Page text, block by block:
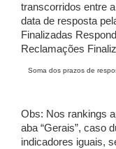
transcorridos entre
data de resposta
Finalizadas
Reclamações
Soma dos prazos de
Obs: Nos rankings
aba “Gerais”, caso
indicadores iguais,